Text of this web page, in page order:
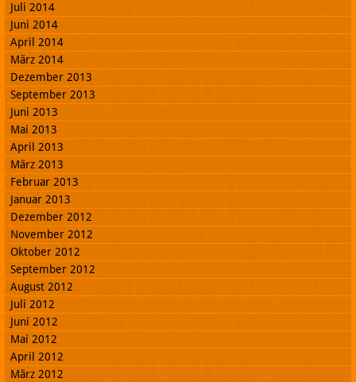
Juli 2014
Juni 2014
April 2014
März 2014
Dezember 2013
September 2013
Juni 2013
Mai 2013
April 2013
März 2013
Februar 2013
Januar 2013
Dezember 2012
November 2012
Oktober 2012
September 2012
August 2012
Juli 2012
Juni 2012
Mai 2012
April 2012
März 2012